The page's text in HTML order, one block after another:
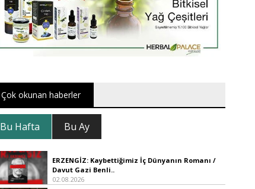
Çok okunan haberler
Bu Hafta Bu Ay
ERZENGİZ: Kaybettiğimiz İç Dünyanın Romanı /
Davut Gazi Benli..
02.08.2026